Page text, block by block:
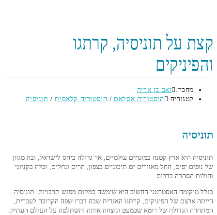
על תוניסיה, קרתגו
מחבר: זאב בן אריה
קטגוריה:
היסטוריה אסלאם / היסטוריה קלאסית / תוניסיה
היא ארץ קטנה במונחים עולמיים, אך גדולה ביחס לישראל, ובה מגוון
יפים, החל מאזורים ים תיכוניים בצפון, הרים ונחלים, וכלה בקניוני
הסהרה בדרום.
מיקומה האסטרטגי החשוב היא שימשה כמקום מפגש תרבויות. תוניסיה
ארצם של הפיניקים, קרתגו האגדית שבה דברו שפה הקרובה לעברית,
הגדולה של רומא שכמעט וניצחה אותה והשתלטה על העולם העתיק.